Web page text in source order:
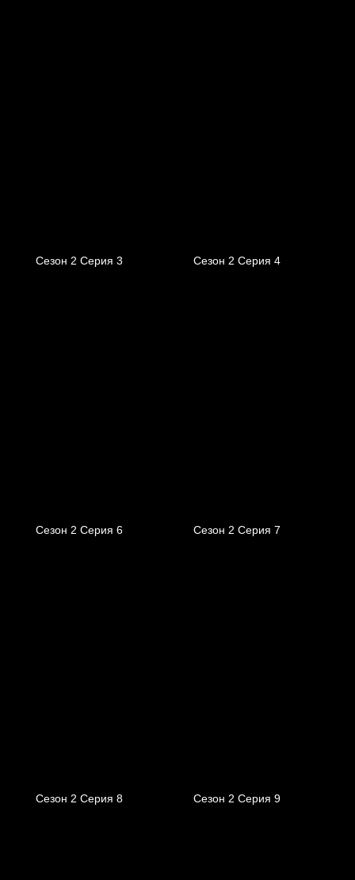
Сезон 2 Серия 3 Сезон 2 Серия 4
Сезон 2 Серия 6 Сезон 2 Серия 7
Сезон 2 Серия 8 Сезон 2 Серия 9